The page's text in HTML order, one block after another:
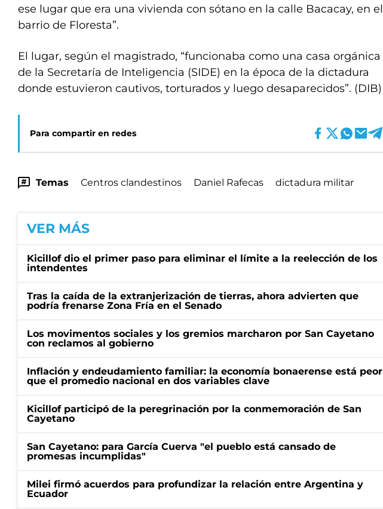
ese lugar que era una vivienda con sótano en la calle Bacacay, en el
barrio de Floresta”.
El lugar, según el magistrado, “funcionaba como una casa orgánica
de la Secretaría de Inteligencia (SIDE) en la época de la dictadura
donde estuvieron cautivos, torturados y luego desaparecidos”. (DIB)
Para compartir en redes
Temas Centros clandestinos Daniel Rafecas dictadura militar
VER MÁS
Kicillof dio el primer paso para eliminar el límite a la reelección de los
intendentes
Tras la caída de la extranjerización de tierras, ahora advierten que
podría frenarse Zona Fría en el Senado
Los movimentos sociales y los gremios marcharon por San Cayetano
con reclamos al gobierno
Inflación y endeudamiento familiar: la economía bonaerense está peor
que el promedio nacional en dos variables clave
Kicillof participó de la peregrinación por la conmemoración de San
Cayetano
San Cayetano: para García Cuerva "el pueblo está cansado de
promesas incumplidas"
Milei firmó acuerdos para profundizar la relación entre Argentina y
Ecuador